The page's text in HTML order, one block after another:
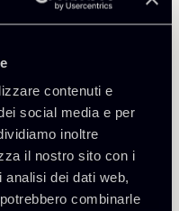
contenuti e
social media e per
inoltre
il nostro sito con i
dei dati web,
combinarle
Nouel